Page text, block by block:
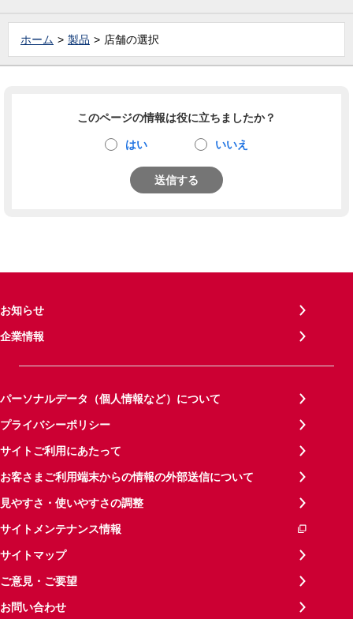
ホーム 製品 店舗の選択
このページの情報は役に立ちましたか？
はい いいえ
送信する
お知らせ
企業情報
パーソナルデータ（個人情報など）について
プライバシーポリシー
サイトご利用にあたって
お客さまご利用端末からの情報の外部送信について
見やすさ・使いやすさの調整
サイトメンテナンス情報
サイトマップ
ご意見・ご要望
お問い合わせ